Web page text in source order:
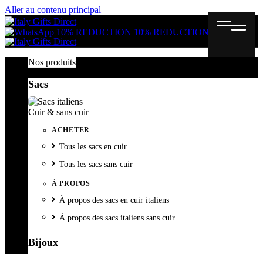
Aller au contenu principal
10% REDUCTION 10% REDUCTION
Nos produits
Sacs
Cuir & sans cuir
ACHETER
Tous les sacs en cuir
Tous les sacs sans cuir
À PROPOS
À propos des sacs en cuir italiens
À propos des sacs italiens sans cuir
Bijoux